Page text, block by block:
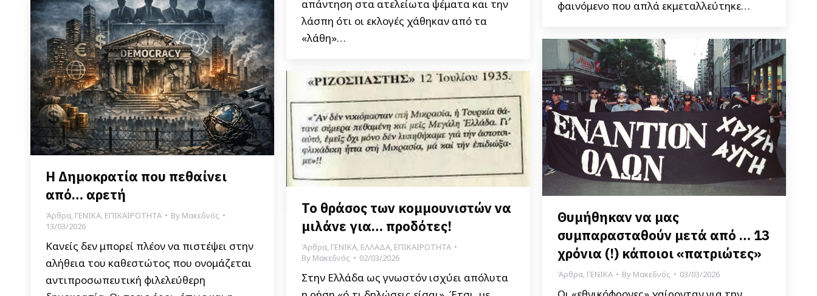
φαινόμενο που απλά εκμεταλλεύτηκε…
απάντηση στα ατελείωτα ψέματα και την
λάσπη ότι οι εκλογές χάθηκαν από τα
«λάθη»…
Η Δημοκρατία που πεθαίνει
από… αρετή
Άρθρα, ΓΕΝΙΚΑ, ΕΠΙΚΑΙΡΟΤΗΤΑ By Μακεδνός
13/03/2026
Κανείς δεν μπορεί πλέον να πιστέψει στην
αλήθεια του καθεστώτος που ονομάζεται
αντιπροσωπευτική φιλελεύθερη
Θυμήθηκαν να μας
συμπαρασταθούν μετά από … 13
χρόνια (!) κάποιοι «πατριώτες»
Άρθρα, ΓΕΝΙΚΑ By Μακεδνός 03/03/2026
Το θράσος των κομμουνιστών να
μιλάνε για… προδότες!
Άρθρα, ΓΕΝΙΚΑ, ΕΛΛΑΔΑ, ΕΠΙΚΑΙΡΟΤΗΤΑ
By Μακεδνός 02/03/2026
Στην Ελλάδα ως γνωστόν ισχύει απόλυτα